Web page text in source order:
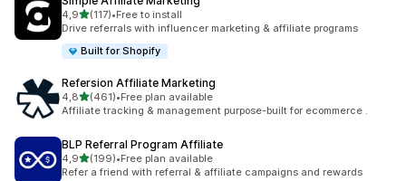
4,95 yıldız üzerinden
(117)
toplam 117 değerlendirme
•Free to install
Drive referrals with influencer marketing & affiliate programs
Built for Shopify
Refersion Affiliate Marketing
4,85 yıldız üzerinden
(461)
toplam 461 değerlendirme
•Free plan available
Affiliate tracking & management purpose-built for ecommerce .
BLP Referral Program Affiliate
4,95 yıldız üzerinden
(199)
toplam 199 değerlendirme
•Free plan available
Refer a friend with referral & affiliate campaigns and rewards